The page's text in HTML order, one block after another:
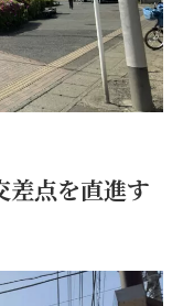
差点を直進す